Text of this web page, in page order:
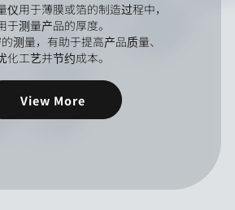
仪用于薄膜或箔的制造过程中，
于测量产品的厚度。
测量，有助于提高产品质量、
化工艺并节约成本。
View More